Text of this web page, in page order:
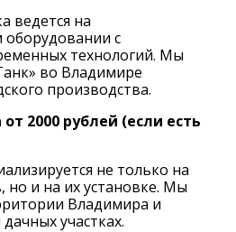
ведется на
с
технологий. Мы
во Владимире
производства.
2000 рублей (если есть
не только на
но и на их установке. Мы
Владимира и
участках.